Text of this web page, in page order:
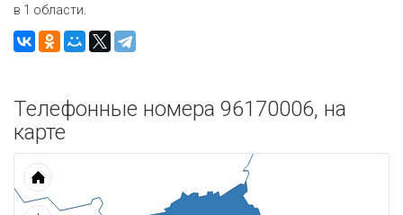
в 1 области.
Телефонные номера 96170006, на
карте